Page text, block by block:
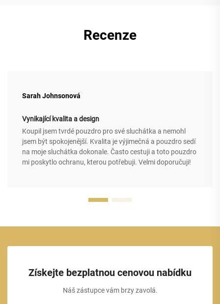
Recenze
Sarah Johnsonová
Vynikající kvalita a design
Koupil jsem tvrdé pouzdro pro své sluchátka a nemohl
jsem být spokojenější. Kvalita je výjimečná a pouzdro sedí
na moje sluchátka dokonale. Často cestuji a toto pouzdro
mi poskytlo ochranu, kterou potřebuji. Velmi doporučuji!
Získejte bezplatnou cenovou nabídku
Náš zástupce vám brzy zavolá.